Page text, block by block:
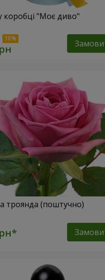
коробці "Моє диво"
троянда (поштучно)